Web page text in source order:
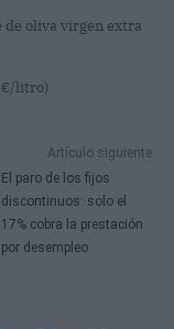
de oliva virgen extra
€/litro)
Artículo siguiente
El paro de los fijos
discontinuos: solo el
17% cobra la prestación
por desempleo